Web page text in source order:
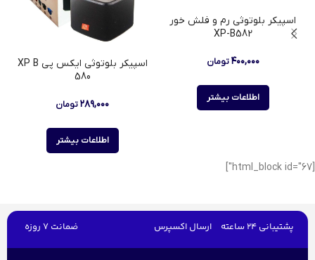
اسپیکر بلوتوثی رم و فلش خور
XP-B582
۴۰۰,۰۰۰ تومان
اطلاعات بیشتر
اسپيکر بلوتوثي ایکس پی XP B
580
۲۸۹,۰۰۰تومان
اطلاعات بیشتر
[html_block id="67"]
پشتیبانی 24 ساعته ارسال اکسپرس ضمانت 7 روزه